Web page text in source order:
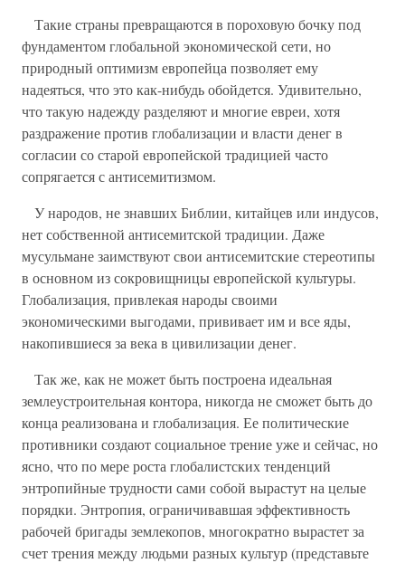
Такие страны превращаются в пороховую бочку под
фундаментом глобальной экономической сети, но
природный оптимизм европейца позволяет ему
надеяться, что это как-нибудь обойдется. Удивительно,
что такую надежду разделяют и многие евреи, хотя
раздражение против глобализации и власти денег в
согласии со старой европейской традицией часто
сопрягается с антисемитизмом.
У народов, не знавших Библии, китайцев или индусов,
нет собственной антисемитской традиции. Даже
мусульмане заимствуют свои антисемитские стереотипы
в основном из сокровищницы европейской культуры.
Глобализация, привлекая народы своими
экономическими выгодами, прививает им и все яды,
накопившиеся за века в цивилизации денег.
Так же, как не может быть построена идеальная
землеустроительная контора, никогда не сможет быть до
конца реализована и глобализация. Ее политические
противники создают социальное трение уже и сейчас, но
ясно, что по мере роста глобалистских тенденций
энтропийные трудности сами собой вырастут на целые
порядки. Энтропия, ограничивавшая эффективность
рабочей бригады землекопов, многократно вырастет за
счет трения между людьми разных культур (представьте